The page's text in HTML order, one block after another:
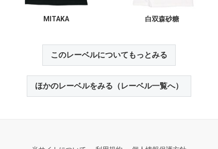
MITAKA 白双森砂糖
このレーベルについてもっとみる
ほかのレーベルをみる（レーベル一覧へ）